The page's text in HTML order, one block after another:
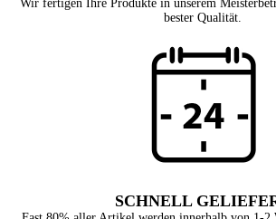
Wir fertigen Ihre Produkte in unserem
bester Qualität.
SCHNELL